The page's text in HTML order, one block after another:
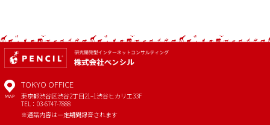
MAP
TOKYO OFFICE
東京都渋谷区渋谷2丁目21−1渋谷ヒカリエ33F
TEL：03-6747-7888
※通話内容は一定期間録音されます